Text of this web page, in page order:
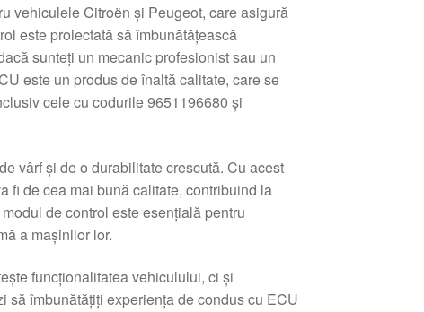
vehiculele Citroën și Peugeot, care asigură
este proiectată să îmbunătățească
sunteți un mecanic profesionist sau un
este un produs de înaltă calitate, care se
cele cu codurile 9651196680 și
vârf și de o durabilitate crescută. Cu acest
fi de cea mai bună calitate, contribuind la
de control este esențială pentru
a mașinilor lor.
funcționalitatea vehiculului, ci și
îmbunătățiți experiența de condus cu ECU